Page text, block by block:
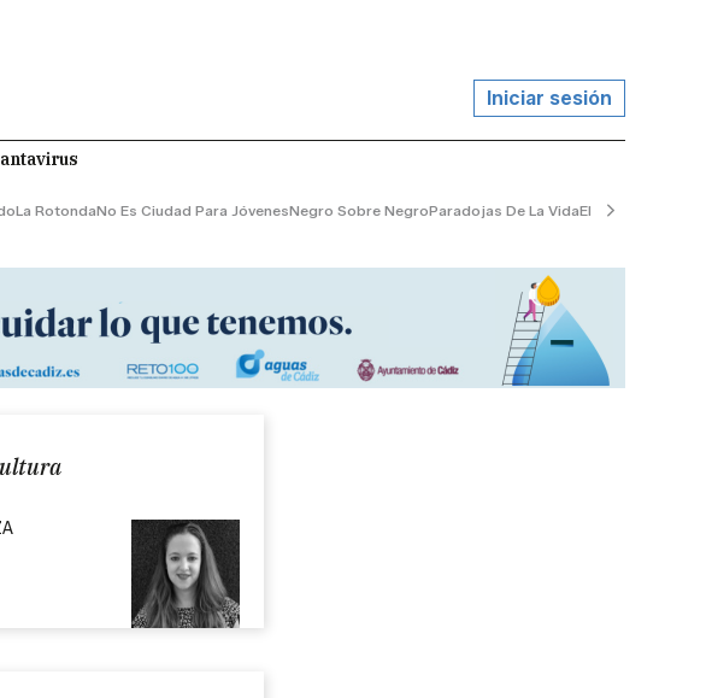
Iniciar sesión
La RotondaNo Es Ciudad Para JóvenesNegro Sobre NegroParadojas De La VidaEl Jardinero